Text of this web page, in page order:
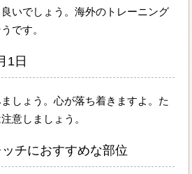
いでしょう。海外のトレーニング
です。
1日
しょう。心が落ち着きますよ。た
意しましょう。
チにおすすめな部位